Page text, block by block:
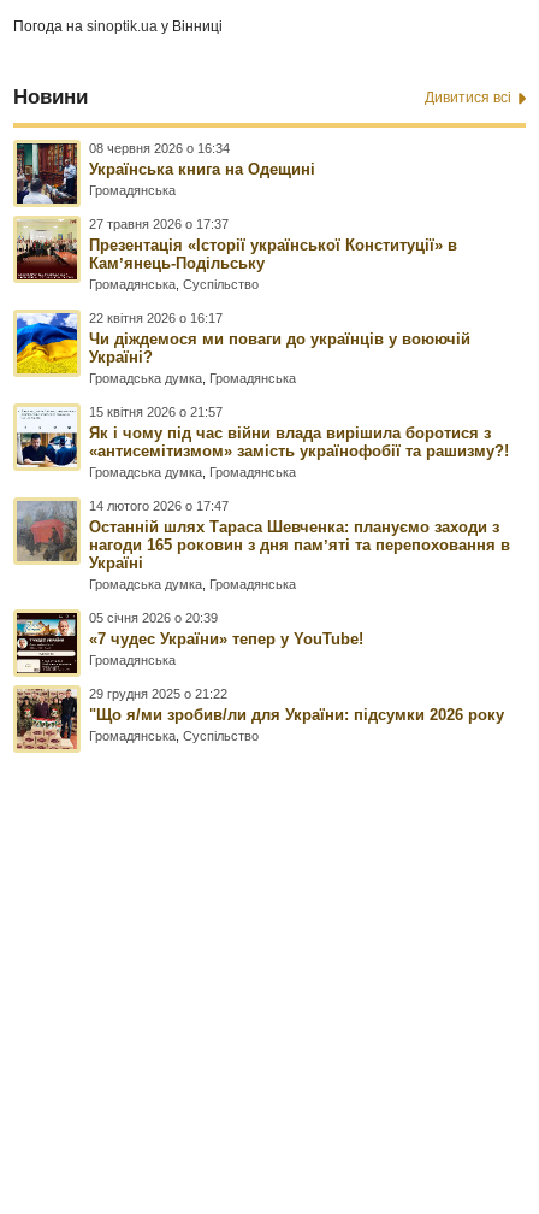
Погода наsinoptik.ua у Вінниці
Новини Дивитися всі
08 червня 2026 о 16:34
Українська книга на Одещині
Громадянська
27 травня 2026 о 17:37
Презентація «Історії української Конституції» в
Камʼянець-Подільську
Громадянська ,Суспільство
22 квітня 2026 о 16:17
Чи діждемося ми поваги до українців у воюючій
Україні?
Громадська думка Громадянська
15 квітня 2026 о 21:57
Як і чому під час війни влада вирішила боротися з
«антисемітизмом» замість українофобії та рашизму?!
Громадська думка Громадянська
14 лютого 2026 о 17:47
Останній шлях Тараса Шевченка: плануємо заходи з
нагоди 165 роковин з дня памʼяті та перепоховання в
Україні
Громадська думка Громадянська
05 січня 2026 о 20:39
«7 чудес України» тепер у YouTube!
Громадянська
29 грудня 2025 о 21:22
"Що я/ми зробив/ли для України: підсумки 2026 року
Громадянська ,Суспільство